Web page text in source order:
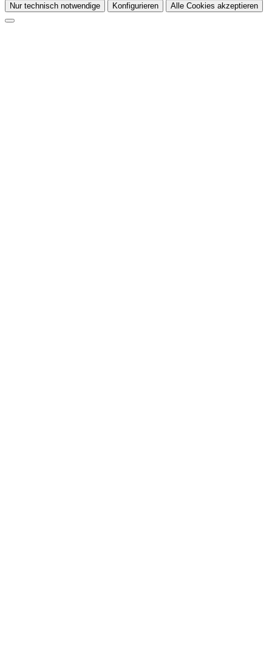
Nur technisch notwendige Konfigurieren Alle Cookies akzeptieren